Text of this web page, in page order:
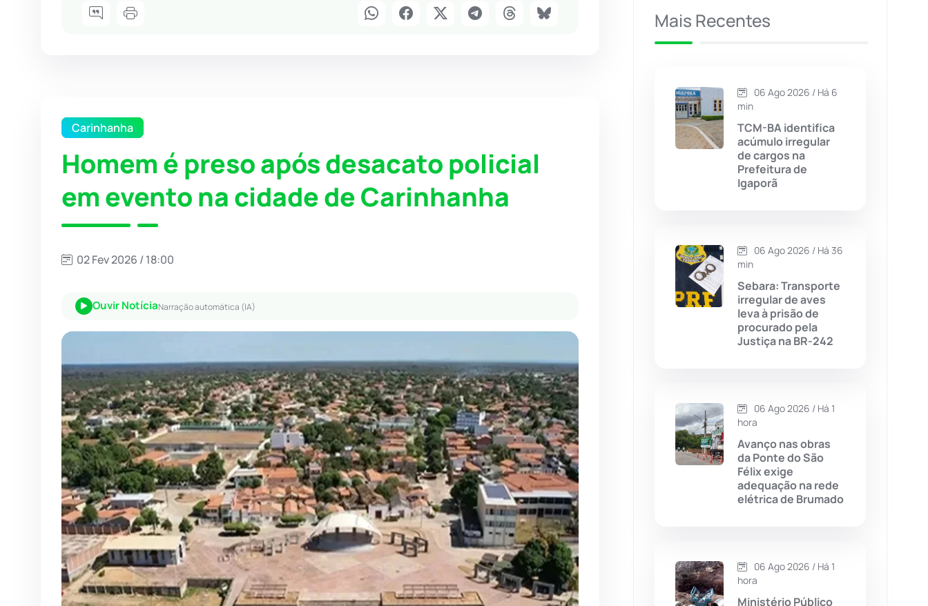
Carinhanha
Homem é preso após desacato policial
em evento na cidade de Carinhanha
02 Fev 2026 / 18:00
Ouvir NotíciaNarração automática (IA)
Caculé
Caetité (1504)
Candiba (157)
Cândido Sales
Caturama
Chapada Diamantina
Cordeiros
Dom Basílio
(1235)
Érico Cardoso
Mais Recentes
06 Ago 2026 / Há 6
min
TCM-BA identifica
acúmulo irregular
de cargos na
Prefeitura de
Igaporã
06 Ago 2026 / Há 36
min
Sebara: Transporte
irregular de aves
leva à prisão de
procurado pela
Justiça na BR-242
06 Ago 2026 / Há 1
hora
Avanço nas obras
da Ponte do São
Félix exige
adequação na rede
elétrica de Brumado
06 Ago 2026 / Há 1
hora
Ministério Público